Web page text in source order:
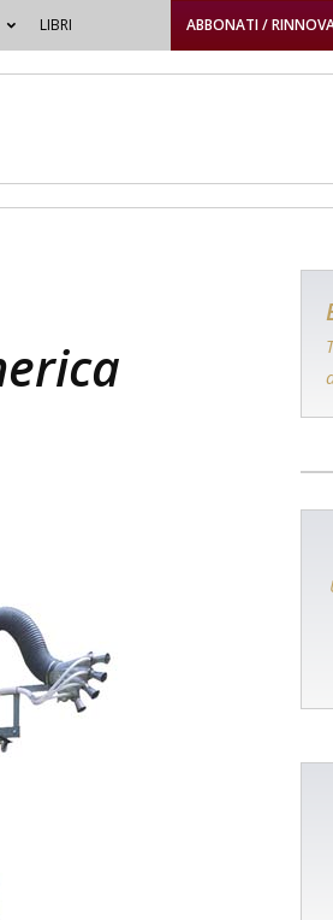
LIBRI ABBONATI /